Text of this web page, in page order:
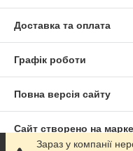
Доставка та оплата
Графік роботи
Повна версія сайту
Сайт створено на
Зараз у компанії